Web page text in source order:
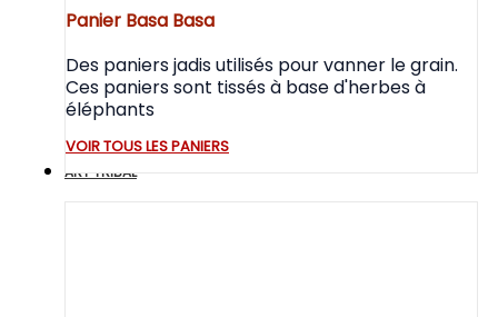
Panier Basa Basa
Des paniers jadis utilisés pour vanner le grain.
Ces paniers sont tissés à base d'herbes à
éléphants
VOIR TOUS LES PANIERS
ART TRIBAL